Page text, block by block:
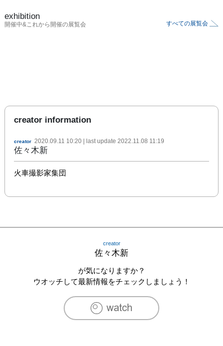
exhibition
開催中&これから開催の展覧会 すべての展覧会
creator information
creator 2020.09.11 10:20 | last update 2022.11.08 11:19
佐々木新
火車撮影家集団
creator
佐々木新
が気になりますか？
ウオッチして最新情報をチェックしましょう！